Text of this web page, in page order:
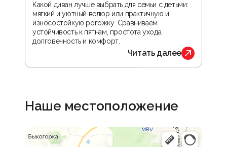
Какой диван лучше выбрать для семьи с детьми:
мягкий и уютный велюр или практичную и
износостойкую рогожку. Сравниваем
устойчивость к пятнам, простота ухода,
долговечность и комфорт.
Читать далее
Наше местоположение